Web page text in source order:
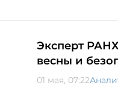
Эксперт
весны и
01 мая, 07:22